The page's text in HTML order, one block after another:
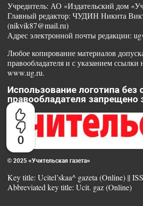
0
Учредитель: АО «Издательский дом
Главный редактор: ЧУДИН Никита
(nikvik87@mail.ru)
Адрес электронной почты редакции:
Любое копирование материалов
правообладателя и с указанием ссылки
www.ug.ru.
Использование логотипа без
правообладателя запрещено
© 2025 «Учительская газета»
Key title: Ucitel’skaa^ gazeta (Online) ||
Abbreviated key title: Ucit. gaz (Online)